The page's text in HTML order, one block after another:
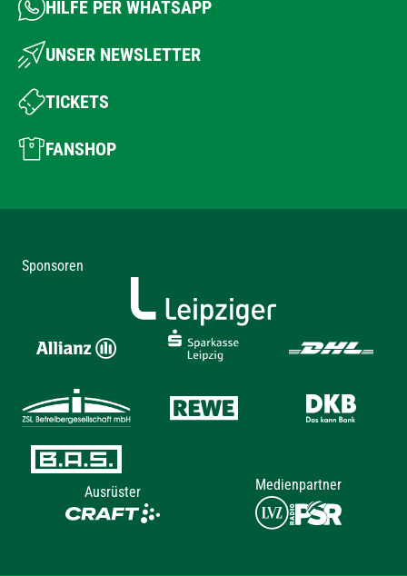
HILFE PER WHATSAPP
UNSER NEWSLETTER
TICKETS
FANSHOP
Sponsoren
Ausrüster Medienpartner